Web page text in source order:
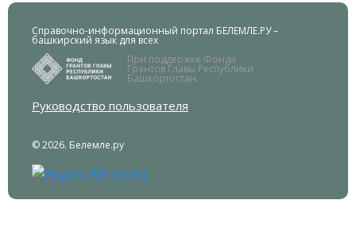
Справочно-информационный портал БЕЛЕМЛЕ.РУ –
башкирский язык для всех
При поддержке Фонда
Грантов Главы Республики
Башкортостан.
Руководство пользователя
© 2026. Белемле.ру